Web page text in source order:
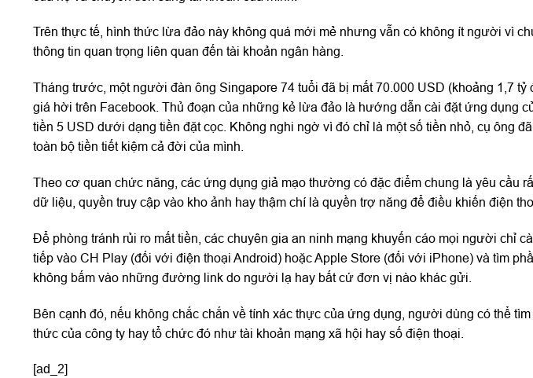
Trên thực tế, hình thức lừa đảo này không quá mới mẻ nhưng vẫn có không ít người vì
thông tin quan trọng liên quan đến tài khoản ngân hàng.
Tháng trước, một người đàn ông Singapore 74 tuổi đã bị mất 70.000 USD (khoảng 1,7 tỷ
giá hời trên Facebook. Thủ đoạn của những kẻ lừa đảo là hướng dẫn cài đặt ứng dụng
tiền 5 USD dưới dạng tiền đặt cọc. Không nghi ngờ vì đó chỉ là một số tiền nhỏ, cụ ông
toàn bộ tiền tiết kiệm cả đời của mình.
Theo cơ quan chức năng, các ứng dụng giả mạo thường có đặc điểm chung là yêu cầu
dữ liệu, quyền truy cập vào kho ảnh hay thậm chí là quyền trợ năng để điều khiến điện
Để phòng tránh rủi ro mất tiền, các chuyên gia an ninh mạng khuyến cáo mọi người chỉ
tiếp vào CH Play (đối với điện thoại Android) hoặc Apple Store (đối với iPhone) và tìm
không bấm vào những đường link do người lạ hay bất cứ đơn vị nào khác gửi.
Bên cạnh đó, nếu không chắc chắn về tính xác thực của ứng dụng, người dùng có thể
thức của công ty hay tổ chức đó như tài khoản mạng xã hội hay số điện thoại.
[ad_2]